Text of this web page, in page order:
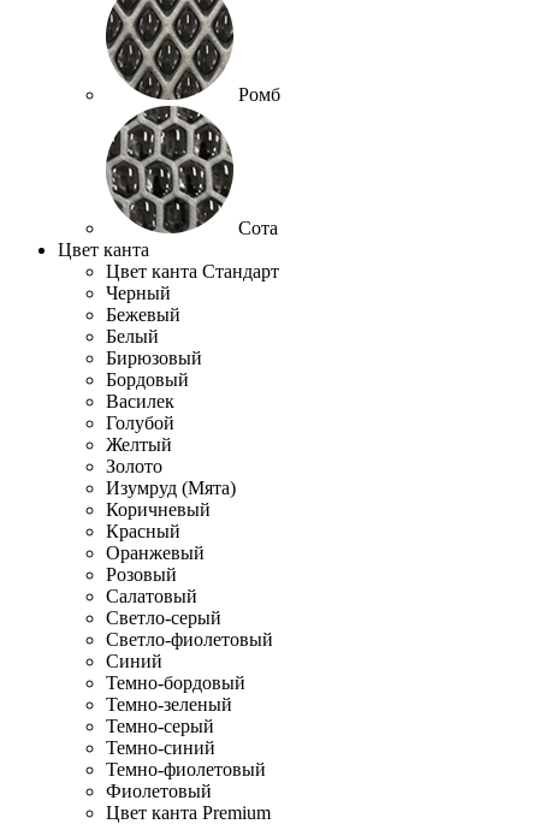
Ромб
Сота
Цвет канта
Цвет канта Стандарт
Черный
Бежевый
Белый
Бирюзовый
Бордовый
Василек
Голубой
Желтый
Золото
Изумруд (Мята)
Коричневый
Красный
Оранжевый
Розовый
Салатовый
Светло-серый
Светло-фиолетовый
Синий
Темно-бордовый
Темно-зеленый
Темно-серый
Темно-синий
Темно-фиолетовый
Фиолетовый
Цвет канта Premium